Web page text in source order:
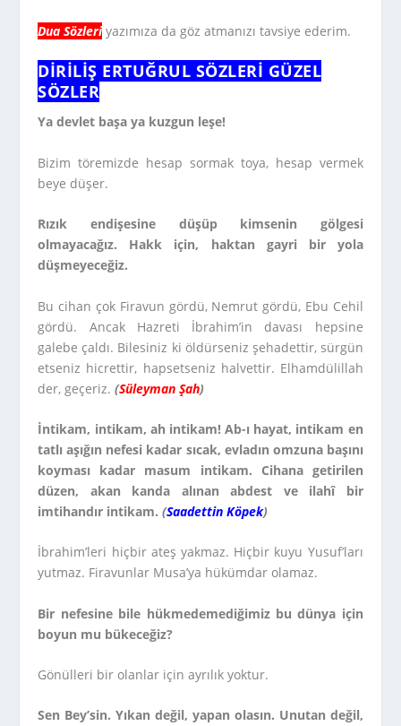
Dua Sözleri yazımıza da göz atmanızı tavsiye ederim.
DIRILIŞ ERTUĞRUL SÖZLERI GÜZEL
SÖZLER
Ya devlet başa ya kuzgun leşe!
Bizim töremizde hesap sormak toya, hesap vermek
beye düşer.
Rızık endişesine düşüp kimsenin gölgesi
olmayacağız. Hakk için, haktan gayri bir yola
düşmeyeceğiz.
Bu cihan çok Firavun gördü, Nemrut gördü, Ebu Cehil
gördü. Ancak Hazreti İbrahim’in davası hepsine
galebe çaldı. Bilesiniz ki öldürseniz şehadettir, sürgün
etseniz hicrettir, hapsetseniz halvettir. Elhamdülillah
der, geçeriz.(Süleyman Şah)
İntikam, intikam, ah intikam! Ab-ı hayat, intikam en
tatlı aşığın nefesi kadar sıcak, evladın omzuna başını
koyması kadar masum intikam. Cihana getirilen
düzen, akan kanda alınan abdest ve ilahî bir
imtihandır intikam.(Saadettin Köpek)
İbrahim’leri hiçbir ateş yakmaz. Hiçbir kuyu Yusuf’ları
yutmaz. Firavunlar Musa’ya hükümdar olamaz.
Bir nefesine bile hükmedemediğimiz bu dünya için
boyun mu bükeceğiz?
Gönülleri bir olanlar için ayrılık yoktur.
Sen Bey’sin. Yıkan değil, yapan olasın. Unutan değil,